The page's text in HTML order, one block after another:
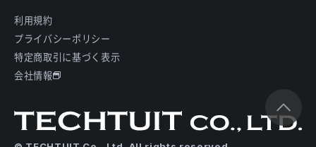
利用規約
プライバシーポリシー
特定商取引に基づく表示
会社情報